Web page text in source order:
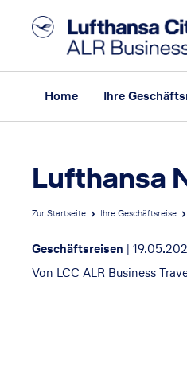
Home Ihre
Lufthansa
Zur Startseite Ihre Geschäftsreise
Geschäftsreisen |
Von LCC ALR Business